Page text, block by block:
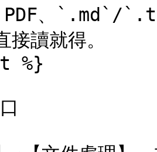
PDF、`.md`/
接讀就得。
%}